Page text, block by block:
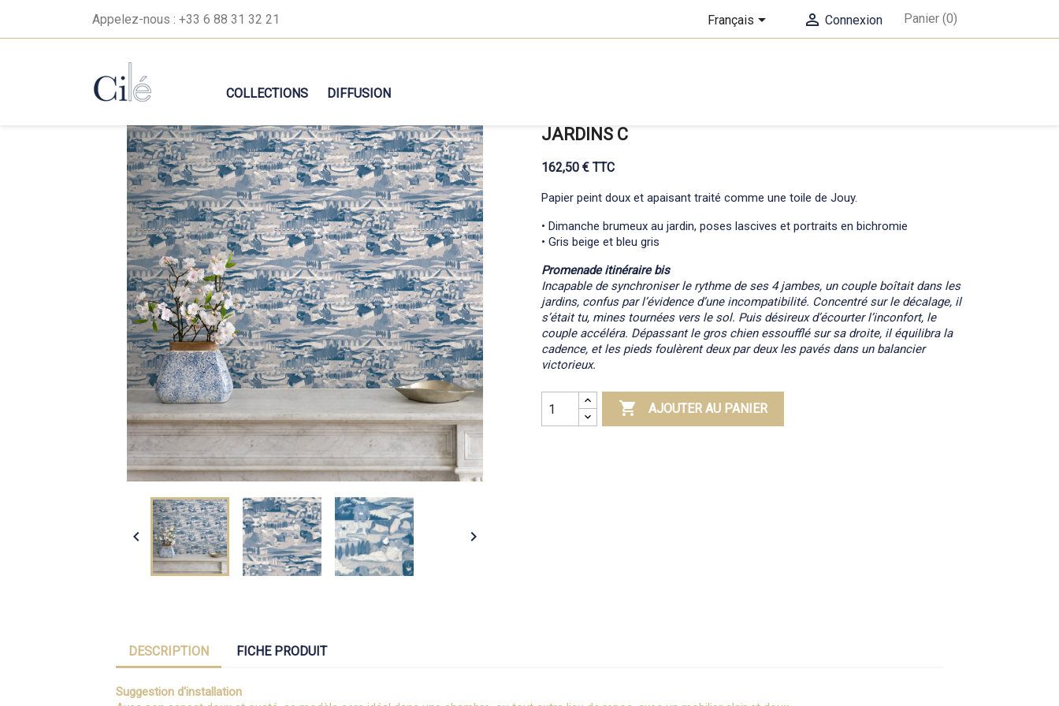
Appelez-nous : +33 6 88 31 32 21 Français  Connexion Panier (0)
COLLECTIONS DIFFUSION
 
JARDINS C
162,50 € TTC
Papier peint doux et apaisant traité comme une toile de Jouy.
• Dimanche brumeux au jardin, poses lascives et portraits en bichromie
• Gris beige et bleu gris
Promenade itinéraire bis
Incapable de synchroniser le rythme de ses 4 jambes, un couple boîtait dans les
jardins, confus par l’évidence d’une incompatibilité. Concentré sur le décalage, il
s’était tu, mines tournées vers le sol. Puis désireux d’écourter l’inconfort, le
couple accéléra. Dépassant le gros chien essoufflé sur sa droite, il équilibra la
cadence, et les pieds foulèrent deux par deux les pavés dans un balancier
victorieux.
 AJOUTER AU PANIER
DESCRIPTION FICHE PRODUIT
Suggestion d'installation